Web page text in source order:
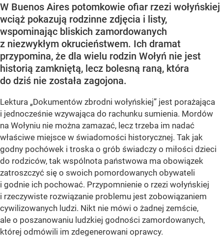
W Buenos Aires potomkowie ofiar rzezi wołyńskiej
wciąż pokazują rodzinne zdjęcia i listy,
wspominając bliskich zamordowanych
z niezwykłym okrucieństwem. Ich dramat
przypomina, że dla wielu rodzin Wołyń nie jest
historią zamkniętą, lecz bolesną raną, która
do dziś nie została zagojona.
Lektura „Dokumentów zbrodni wołyńskiej” jest porażająca
i jednocześnie wzywająca do rachunku sumienia. Mordów
na Wołyniu nie można zamazać, lecz trzeba im nadać
właściwe miejsce w świadomości historycznej. Tak jak
godny pochówek i troska o grób świadczy o miłości dzieci
do rodziców, tak wspólnota państwowa ma obowiązek
zatroszczyć się o swoich pomordowanych obywateli
i godnie ich pochować. Przypomnienie o rzezi wołyńskiej
i rzeczywiste rozwiązanie problemu jest zobowiązaniem
cywilizowanych ludzi. Nikt nie mówi o żadnej zemście,
ale o poszanowaniu ludzkiej godności zamordowanych,
której odmówili im zdegenerowani oprawcy.